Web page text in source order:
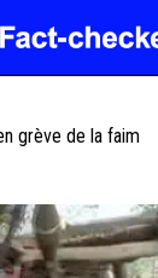
grève de la faim